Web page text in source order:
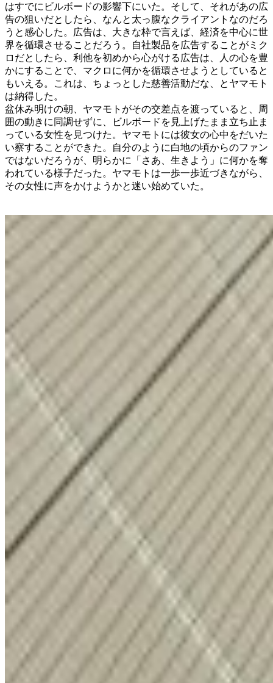
はすでにビルボードの影響下にいた。そして、それがあの広
告の狙いだとしたら、なんと太っ腹なクライアントなのだろ
うと感心した。広告は、大きな枠で言えば、経済を中心に世
界を循環させることだろう。自社製品を広告することがミク
ロだとしたら、利他を初めから心がける広告は、人の心を豊
かにすることで、マクロに何かを循環させようとしていると
もいえる。これは、ちょっとした慈善活動だな、とヤマモト
は納得した。
盆休み明けの朝、ヤマモトがその交差点を渡っていると、周
囲の動きに同調せずに、ビルボードを見上げたまま立ち止ま
っている女性を見つけた。ヤマモトには彼女の心中をだいた
い察することができた。自分のように白地の頃からのファン
ではないだろうが、明らかに「さあ、生きよう」に何かを奪
われている様子だった。ヤマモトは一歩一歩近づきながら、
その女性に声をかけようかと迷い始めていた。